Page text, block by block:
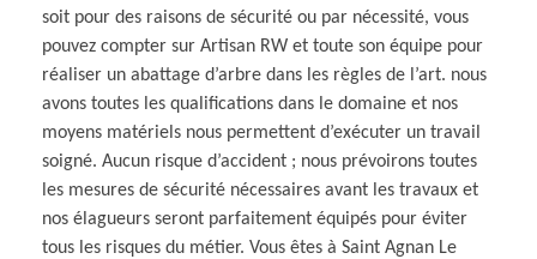
soit pour des raisons de sécurité ou par nécessité, vous
pouvez compter sur Artisan RW et toute son équipe pour
réaliser un abattage d’arbre dans les règles de l’art. nous
avons toutes les qualifications dans le domaine et nos
moyens matériels nous permettent d’exécuter un travail
soigné. Aucun risque d’accident ; nous prévoirons toutes
les mesures de sécurité nécessaires avant les travaux et
nos élagueurs seront parfaitement équipés pour éviter
tous les risques du métier. Vous êtes à Saint Agnan Le